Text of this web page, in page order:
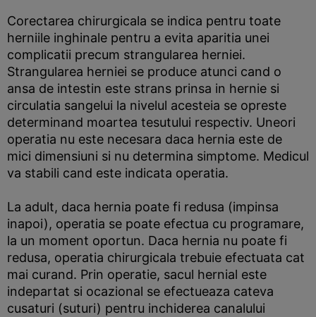
Corectarea chirurgicala se indica pentru toate
herniile inghinale pentru a evita aparitia unei
complicatii precum strangularea herniei.
Strangularea herniei se produce atunci cand o
ansa de intestin este strans prinsa in hernie si
circulatia sangelui la nivelul acesteia se opreste
determinand moartea tesutului respectiv. Uneori
operatia nu este necesara daca hernia este de
mici dimensiuni si nu determina simptome. Medicul
va stabili cand este indicata operatia.
La adult, daca hernia poate fi redusa (impinsa
inapoi), operatia se poate efectua cu programare,
la un moment oportun. Daca hernia nu poate fi
redusa, operatia chirurgicala trebuie efectuata cat
mai curand. Prin operatie, sacul hernial este
indepartat si ocazional se efectueaza cateva
cusaturi (suturi) pentru inchiderea canalului